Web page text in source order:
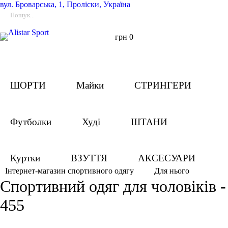
вул. Броварська, 1, Проліски, Україна
грн 0
ШОРТИ Майки СТРИНГЕРИ
Футболки Худі ШТАНИ
Куртки ВЗУТТЯ АКСЕСУАРИ
Інтернет-магазин спортивного одягу Для нього
Спортивний одяг для чоловіків -
455